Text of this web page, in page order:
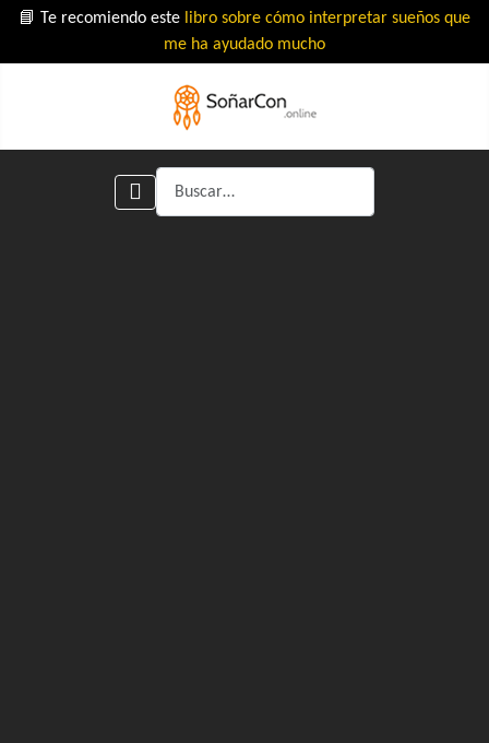
📘 Te recomiendo este libro sobre cómo interpretar sueños que
me ha ayudado mucho
Buscar